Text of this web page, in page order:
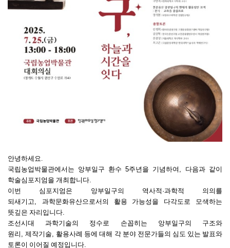
안녕하세요.
국립농업박물관에서는 앙부일구 환수 5주년을 기념하여
다음과 같이
학술심포지엄을 개최합니다
이번 심포지엄은 앙부일구의 역사적 ·과학적 의의를
되새기고
과학문화유산으로서의 활용 가능성을 다각도로 모색하는
뜻깊은 자리입니다
조선시대 과학기술의 정수로 손꼽히는 앙부일구의 구조와
원리
,제작기술
활용사례 등에 대해 각 분야 전문가들의 심도 있는 발표와
토론이 이어질 예정입니다